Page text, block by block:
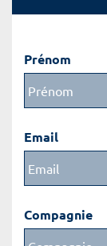
Prénom
Email
Compagnie